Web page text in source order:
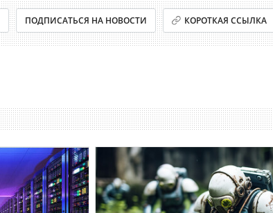
ПОДПИСАТЬСЯ НА НОВОСТИ КОРОТКАЯ ССЫЛКА